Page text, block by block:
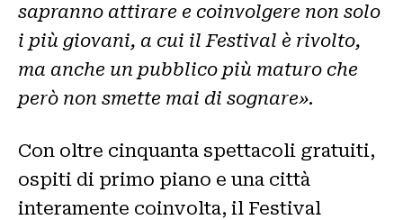
sapranno attirare e coinvolgere non solo
i più giovani, a cui il Festival è rivolto,
ma anche un pubblico più maturo che
però non smette mai di sognare».
Con oltre cinquanta spettacoli gratuiti,
ospiti di primo piano e una città
interamente coinvolta, il Festival